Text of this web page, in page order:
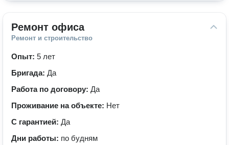
Ремонт офиса
Ремонт и строительство
Опыт: 5 лет
Бригада: Да
Работа по договору: Да
Проживание на объекте: Нет
С гарантией: Да
Дни работы: по будням